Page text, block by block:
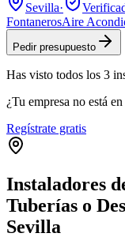
Sevilla·
FontanerosAire
Pedir presupuesto
Has visto todos los 3
¿Tu empresa no está
Regístrate gratis
Instaladores
Tuberías o
Sevilla